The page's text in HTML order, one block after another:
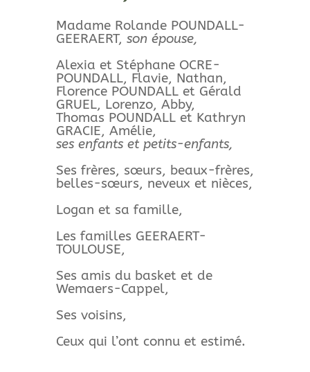
Madame Rolande POUNDALL-
GEERAERT, son épouse,
Alexia et Stéphane OCRE-
POUNDALL, Flavie, Nathan,
Florence POUNDALL et Gérald
GRUEL, Lorenzo, Abby,
Thomas POUNDALL et Kathryn
GRACIE, Amélie,
ses enfants et petits-enfants,
Ses frères, sœurs, beaux-frères,
belles-sœurs, neveux et nièces,
Logan et sa famille,
Les familles GEERAERT-
TOULOUSE,
Ses amis du basket et de
Wemaers-Cappel,
Ses voisins,
Ceux qui l’ont connu et estimé.